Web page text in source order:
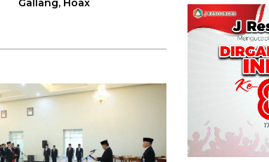
Gallang, Hoax